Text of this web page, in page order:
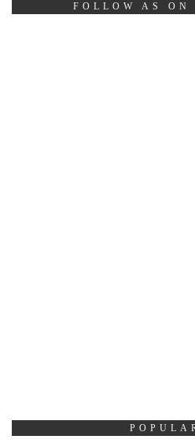
FOLLOW AS ON